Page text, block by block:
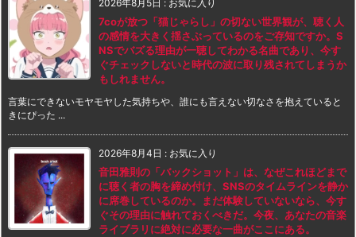
2026年8月5日 : お気に入り
7coが放つ「猫じゃらし」の切ない世界観が、聴く人
の感情を大きく揺さぶっているのをご存知ですか。S
NSでバズる理由が一聴してわかる名曲であり、今す
ぐチェックしないと時代の波に取り残されてしまうか
もしれません。
言葉にできないモヤモヤした気持ちや、誰にも言えない切なさを抱えていると
きにぴった ...
2026年8月4日 : お気に入り
音田雅則の「バックショット」は、なぜこれほどまで
に聴く者の胸を締め付け、SNSのタイムラインを静か
に席巻しているのか。まだ体験していないなら、今す
ぐその理由に触れておくべきだ。今夜、あなたの音楽
ライブラリに絶対に必要な一曲がここにある。